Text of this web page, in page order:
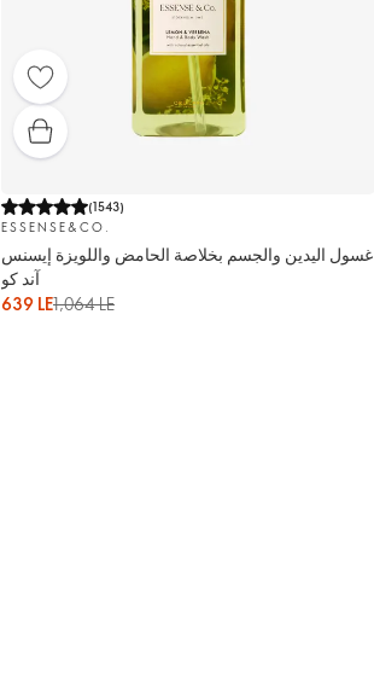
(1543)
ESSENSE&CO.
غسول اليدين والجسم بخلاصة الحامض واللويزة إيسنس
آند كو
639 LE1,064 LE